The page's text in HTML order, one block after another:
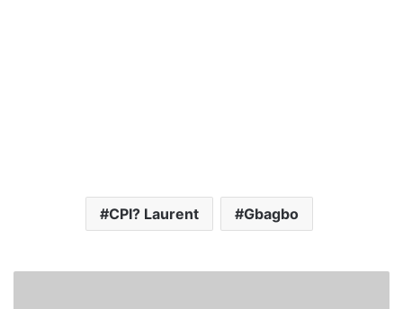
CPI? Laurent Gbagbo